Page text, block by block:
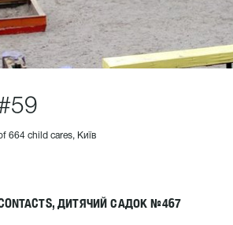
664 child cares, Київ
ДИТЯЧИЙ САДОК №467